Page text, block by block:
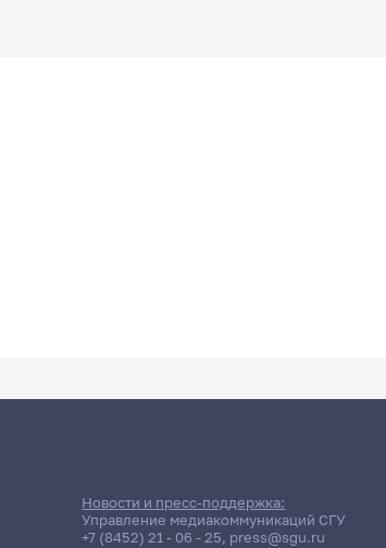
Новости и пресс-поддержка:
Управление медиакоммуникаций СГУ
+7 (8452) 21 - 06 - 25, press@sgu.ru